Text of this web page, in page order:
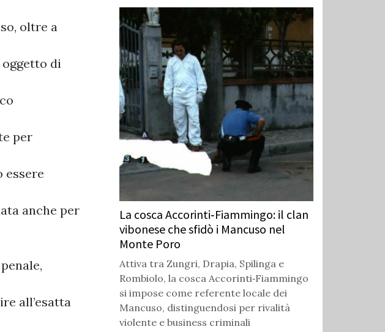
oltre a
di
per
essere
anche per
all’esatta
La cosca Accorinti‑Fiammingo: il clan
vibonese che sfidò i Mancuso nel
Monte Poro
Attiva tra Zungri, Drapia, Spilinga e
Rombiolo, la cosca Accorinti‑Fiammingo
si impose come referente locale dei
Mancuso, distinguendosi per rivalità
violente e business criminali